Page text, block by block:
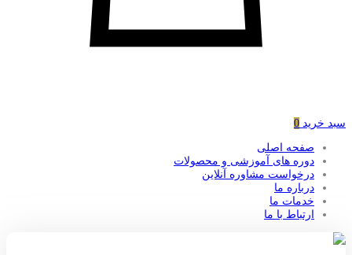
سبد خرید 0
صفحه اصلی
دوره های آموزشی و محصولات
درخواست مشاوره آنلاین
درباره ما
خدمات ما
ارتباط با ما